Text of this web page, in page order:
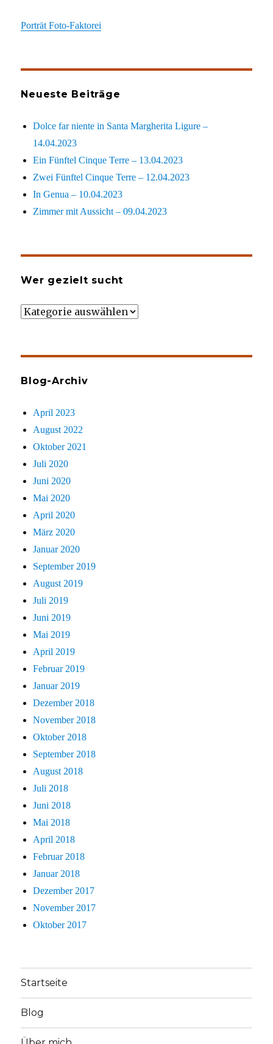
Porträt Foto-Faktorei
Neueste Beiträge
Dolce far niente in Santa Margherita Ligure –
14.04.2023
Ein Fünftel Cinque Terre – 13.04.2023
Zwei Fünftel Cinque Terre – 12.04.2023
In Genua – 10.04.2023
Zimmer mit Aussicht – 09.04.2023
Wer gezielt sucht
Wer
Blog-Archiv
April 2023
August 2022
Oktober 2021
Juli 2020
Juni 2020
Mai 2020
April 2020
März 2020
Januar 2020
September 2019
August 2019
Juli 2019
Juni 2019
Mai 2019
April 2019
Februar 2019
Januar 2019
Dezember 2018
November 2018
Oktober 2018
September 2018
August 2018
Juli 2018
Juni 2018
Mai 2018
April 2018
Februar 2018
Januar 2018
Dezember 2017
November 2017
Oktober 2017
Startseite
Blog